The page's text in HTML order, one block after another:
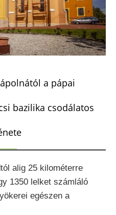
a pápai
bazilika csodálatos
alig 25 kilométerre
1350 lelket számláló
egészen a